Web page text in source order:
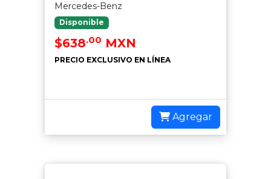
Mercedes-Benz
Disponible
$638.00 MXN
PRECIO EXCLUSIVO EN LÍNEA
Agregar